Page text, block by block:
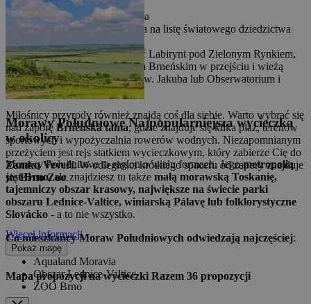
Zamek Špilberk
Katedra św. Piotra i Pawła
Willa Tugendhat, wpisana na listę światowego dziedzictwa
Warto również odwiedzić Labirynt pod Zielonym Rynkiem,
Stary Ratusz ze Smokiem Brneńskim w przejściu i wieżą
widokową, Boneyard u św. Jakuba lub Obserwatorium i
Planetarium w Brnie.
Miłośnicy przyrody również znajdą coś dla siebie. Warto wybrać się
nad zaporę Brněnská tama, gdzie znajduje się kilka plaż, terenów
sportowych i wypożyczalnia rowerów wodnych. Niezapomnianym
przeżyciem jest rejs statkiem wycieczkowym, który zabierze Cię do
Zamku Veveří. W odległości krótkiego spaceru od zapory znajduje
sięBrno Zoo.
Morawy PołudnioweNajpopularniejsza wycieczka
w okolicy
Morawy Południowe to region o wielu formach. Jegometropolią
jest Brno, ale znajdziesz tu także małą morawską Toskanię,
tajemniczy obszar krasowy, największe na świecie parki
obszaru Lednice-Valtice, winiarską Pálavę lub folklorystyczne
Slovácko - a to nie wszystko.
Co mieszkańcy Moraw Południowych odwiedzają najczęściej:
Aqualand Moravia
Obszar Lednice-Valtice
ZOO Brno
Więcej informacji
Pokaż mapę
Mapa propozycji na wycieczki Razem 36 propozycji